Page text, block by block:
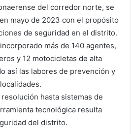
del corredor norte, se
mayo de 2023 con el propósito
de seguridad en el distrito.
más de 140 agentes,
y 12 motocicletas de alta
así las labores de prevención y
hasta sistemas de
tecnológica resulta
del distrito.